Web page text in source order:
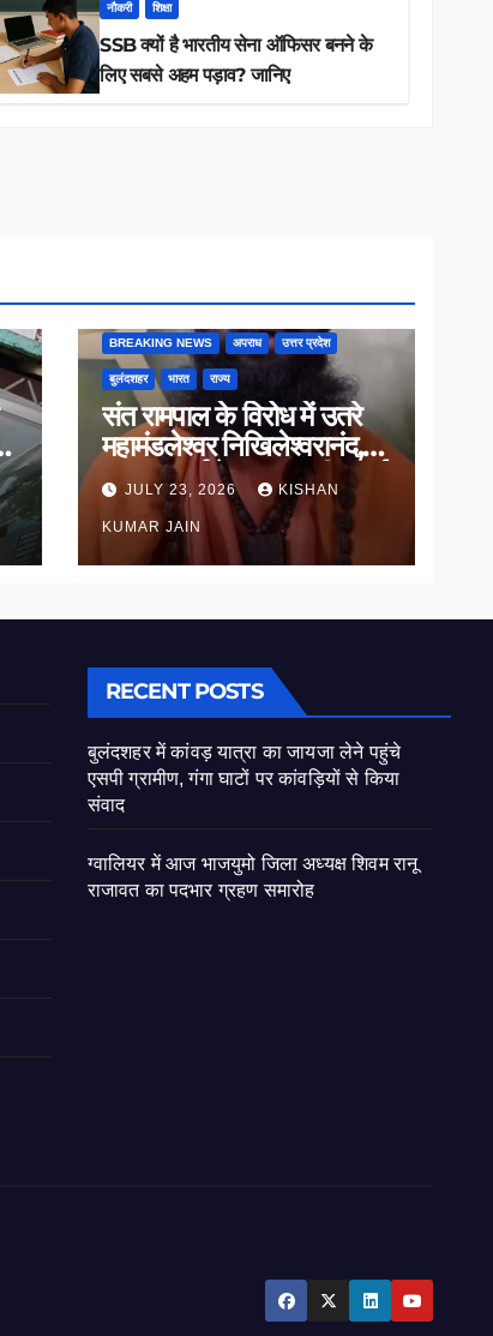
नौकरी शिक्षा
SSB क्यों है भारतीय सेना ऑफिसर बनने के
लिए सबसे अहम पड़ाव? जानिए
BREAKING NEWS अपराध उत्तर प्रदेश
बुलंदशहर भारत राज्य
संत रामपाल के विरोध में उतरे
महामंडलेश्वर निखिलेश्वरानंद,
सनातन धर्म के सम्मान की उठाई
मांगJULY 23, 2026 KISHAN
KUMAR JAIN
RECENT POSTS
बुलंदशहर में कांवड़ यात्रा का जायजा लेने पहुंचे
एसपी ग्रामीण, गंगा घाटों पर कांवड़ियों से किया
संवाद
ग्वालियर में आज भाजयुमो जिला अध्यक्ष शिवम रानू
राजावत का पदभार ग्रहण समारोह